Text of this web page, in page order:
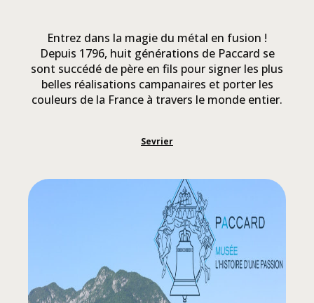
Entrez dans la magie du métal en fusion !
Depuis 1796, huit générations de Paccard se
sont succédé de père en fils pour signer les plus
belles réalisations campanaires et porter les
couleurs de la France à travers le monde entier.
Sevrier